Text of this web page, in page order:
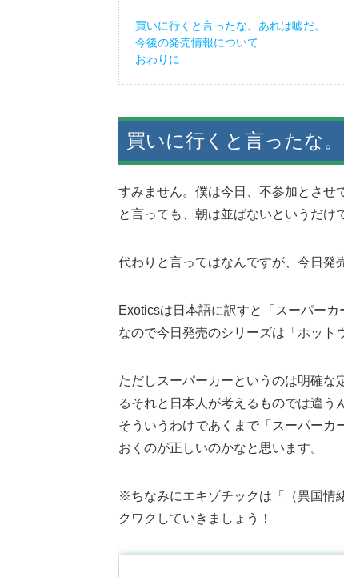
買いに行くと言ったな。あれは嘘だ。
今後の発売情報について
おわりに
買いに行くと言ったな。
すみません。僕は今日、不参加とさせ
と言っても、朝は並ばないというだけ
代わりと言ってはなんですが、今日発
Exoticsは日本語に訳すと「スーパーカ
なので今日発売のシリーズは「ホット
ただしスーパーカーというのは明確な
るそれと日本人が考えるものでは違う
そういうわけであくまで「スーパーカ
おくのが正しいのかなと思います。
※ちなみにエキゾチックは「（異国情
クワクしていきましょう！